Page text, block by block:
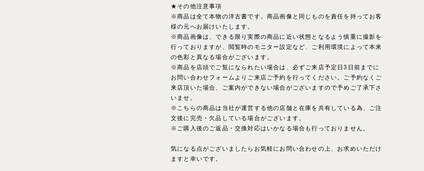
★その他注意事項
※商品は全て本物の洋古書です。商品画像と同じものを責任を持ってお客
様の元へお届けいたします。
※商品画像は、できる限り実際の商品に近い状態となるよう慎重に撮影を
行っておりますが、閲覧時のモニター設定など、ご利用環境によって本来
の色彩と異なる場合がございます。
※商品を店頭でご覧になられたい場合は、必ずご来店予定日3日前までに
お問い合わせフォームよりご来店ご予約を行ってください。ご予約なくご
来店頂いた場合、ご案内ができない場合がございますので予めご了承下さ
いませ。
※こちらの商品は当社が運営する他の店舗と在庫を共有している為、ご注
文後に完売・欠品している場合がございます。
※ご購入後のご返品・交換対応はいかなる場合も行っておりません。
気になる点がございましたらお気軽にお問い合わせの上、お求めいただけ
ますと幸いです。